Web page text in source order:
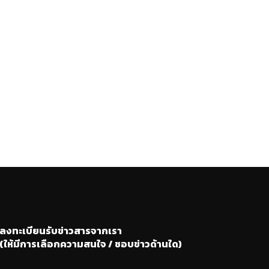
ลงทะเบียนรับข่าวสารจากเรา
(ให้มีการเลือกความสนใจ / ชอบข่าวด้านใด)